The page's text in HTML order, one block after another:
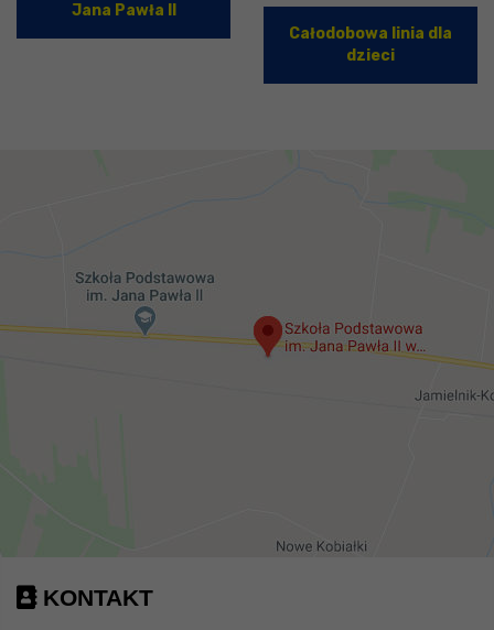
Jana Pawła II
Całodobowa linia dla
dzieci
KONTAKT